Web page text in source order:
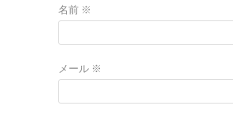
名前 ※
メール ※